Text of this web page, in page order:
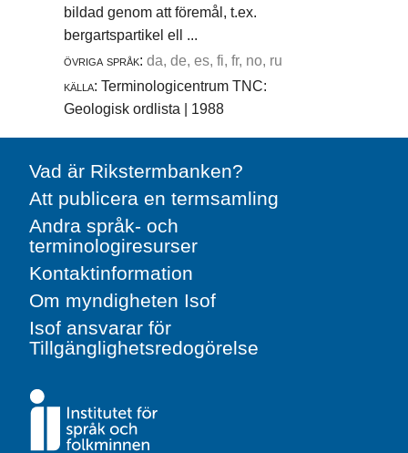
bildad genom att föremål, t.ex.
bergartspartikel ell ...
övriga språk: da, de, es, fi, fr, no, ru
källa: Terminologicentrum TNC:
Geologisk ordlista | 1988
Vad är Rikstermbanken?
Att publicera en termsamling
Andra språk- och
terminologiresurser
Kontaktinformation
Om myndigheten Isof
Isof ansvarar för
Tillgänglighetsredogörelse